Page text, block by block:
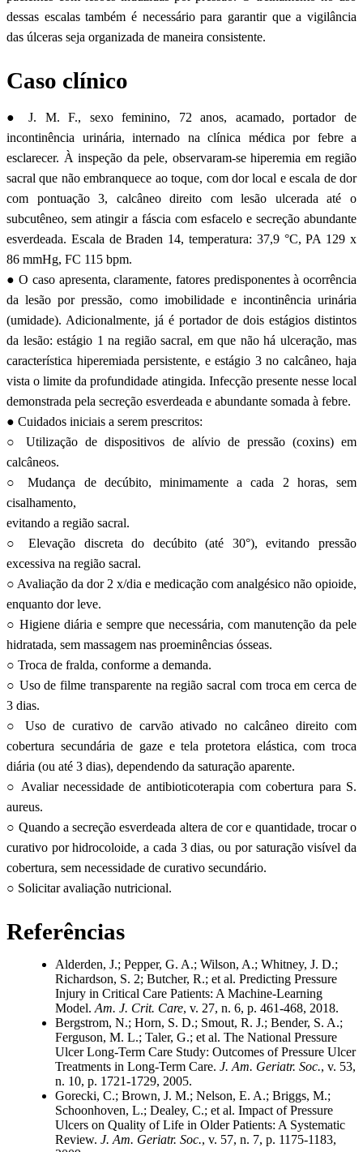
dessas escalas também é necessário para garantir que a vigilância
das úlceras seja organizada de maneira consistente.
Caso clínico
● J. M. F., sexo feminino, 72 anos, acamado, portador de
incontinência urinária, internado na clínica médica por febre a
esclarecer. À inspeção da pele, observaram-se hiperemia em região
sacral que não embranquece ao toque, com dor local e escala de dor
com pontuação 3, calcâneo direito com lesão ulcerada até o
subcutêneo, sem atingir a fáscia com esfacelo e secreção abundante
esverdeada. Escala de Braden 14, temperatura: 37,9 °C, PA 129 x
86 mmHg, FC 115 bpm.
● O caso apresenta, claramente, fatores predisponentes à ocorrência
da lesão por pressão, como imobilidade e incontinência urinária
(umidade). Adicionalmente, já é portador de dois estágios distintos
da lesão: estágio 1 na região sacral, em que não há ulceração, mas
característica hiperemiada persistente, e estágio 3 no calcâneo, haja
vista o limite da profundidade atingida. Infecção presente nesse local
demonstrada pela secreção esverdeada e abundante somada à febre.
● Cuidados iniciais a serem prescritos:
○ Utilização de dispositivos de alívio de pressão (coxins) em
calcâneos.
○ Mudança de decúbito, minimamente a cada 2 horas, sem
cisalhamento,
evitando a região sacral.
○ Elevação discreta do decúbito (até 30°), evitando pressão
excessiva na região sacral.
○ Avaliação da dor 2 x/dia e medicação com analgésico não opioide,
enquanto dor leve.
○ Higiene diária e sempre que necessária, com manutenção da pele
hidratada, sem massagem nas proeminências ósseas.
○ Troca de fralda, conforme a demanda.
○ Uso de filme transparente na região sacral com troca em cerca de
3 dias.
○ Uso de curativo de carvão ativado no calcâneo direito com
cobertura secundária de gaze e tela protetora elástica, com troca
diária (ou até 3 dias), dependendo da saturação aparente.
○ Avaliar necessidade de antibioticoterapia com cobertura para S.
aureus.
○ Quando a secreção esverdeada altera de cor e quantidade, trocar o
curativo por hidrocoloide, a cada 3 dias, ou por saturação visível da
cobertura, sem necessidade de curativo secundário.
○ Solicitar avaliação nutricional.
Referências
Alderden, J.; Pepper, G. A.; Wilson, A.; Whitney, J. D.;
Richardson, S. 2; Butcher, R.; et al. Predicting Pressure
Injury in Critical Care Patients: A Machine-Learning
Model. Am. J. Crit. Care, v. 27, n. 6, p. 461-468, 2018.
Bergstrom, N.; Horn, S. D.; Smout, R. J.; Bender, S. A.;
Ferguson, M. L.; Taler, G.; et al. The National Pressure
Ulcer Long-Term Care Study: Outcomes of Pressure Ulcer
Treatments in Long-Term Care. J. Am. Geriatr. Soc., v. 53,
n. 10, p. 1721-1729, 2005.
Gorecki, C.; Brown, J. M.; Nelson, E. A.; Briggs, M.;
Schoonhoven, L.; Dealey, C.; et al. Impact of Pressure
Ulcers on Quality of Life in Older Patients: A Systematic
Review. J. Am. Geriatr. Soc., v. 57, n. 7, p. 1175-1183,